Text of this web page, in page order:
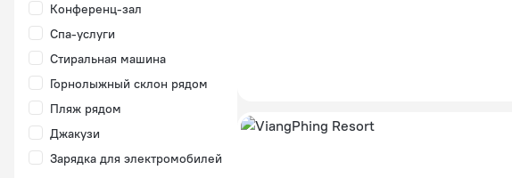
Конференц-зал
Спа-услуги
Стиральная машина
Горнолыжный склон рядом
Пляж рядом
Джакузи
Зарядка для электромобилей